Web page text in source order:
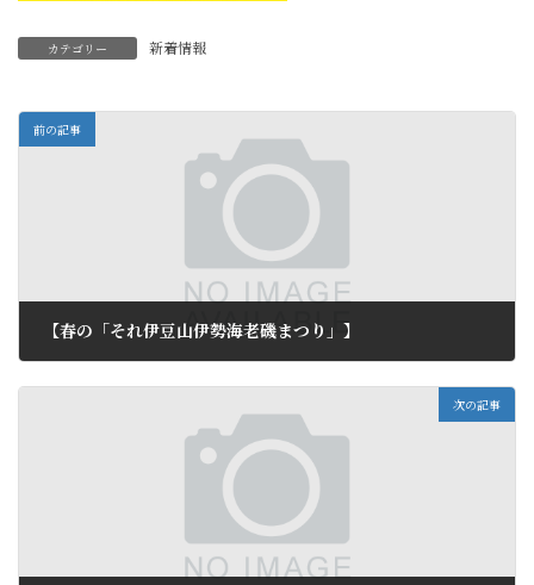
カテゴリー 新着情報
前の記事
【春の「それ伊豆山伊勢海老磯まつり」】
次の記事